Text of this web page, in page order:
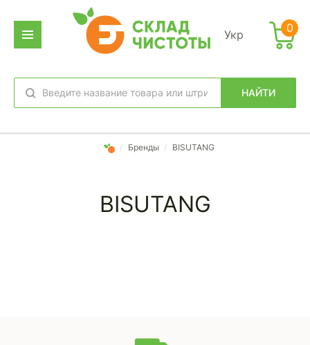
Укр
НАЙТИ
избранное вход
0
/ Бренды / BISUTANG
BISUTANG